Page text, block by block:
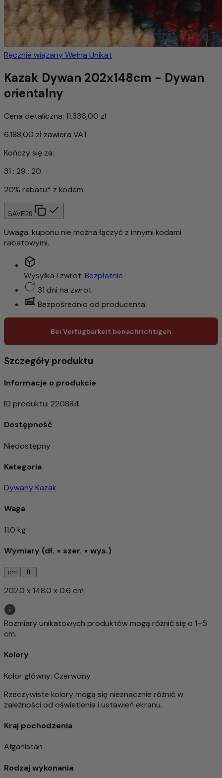
Ręcznie wiązanyWełna Unikat
Kazak Dywan 202x148cm - Dywan
orientalny
Cena detaliczna: 11.336,00 zł
6.188,00 zł zawiera VAT
Kończy się za:
31 : 29 : 18
20% rabatu* z kodem:
SAVE20
Uwaga: kuponu nie można łączyć z innymi kodami
rabatowymi.
Wysyłka i zwrot: Bezpłatnie
31 dni na zwrot
Bezpośrednio od producenta
Bei Verfügbarkeit benachrichtigen
Szczegóły produktu
Informacje o produkcie
ID produktu: 220884
Dostępność
Niedostępny
Kategoria
Dywany Kazak
Waga
11.0 kg
Wymiary (dł. × szer. × wys.)
cm ft.
202.0 x 148.0 x 0.6 cm
Rozmiary unikatowych produktów mogą różnić się o 1–5
cm.
Kolory
Kolor główny: Czerwony
Rzeczywiste kolory mogą się nieznacznie różnić w
zależności od oświetlenia i ustawień ekranu.
Kraj pochodzenia
Afganistan
Rodzaj wykonania